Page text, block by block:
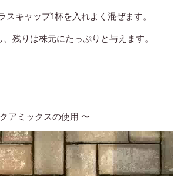
キャップ1杯を入れよく混ぜます。
残りは株元にたっぷりと与えます。
アミックスの使用 〜